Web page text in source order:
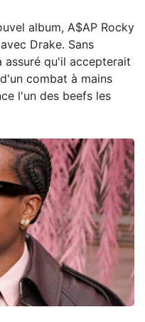
album, A$AP Rocky
Drake. Sans
assuré qu'il accepterait
combat à mains
l'un des beefs les